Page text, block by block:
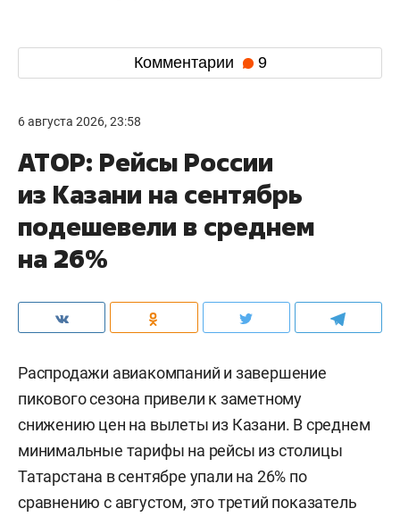
Комментарии 9
6 августа 2026, 23:58
АТОР: Рейсы России
из Казани на сентябрь
подешевели в среднем
на 26%
Распродажи авиакомпаний и завершение
пикового сезона привели к заметному
снижению цен на вылеты из Казани. В среднем
минимальные тарифы на рейсы из столицы
Татарстана в сентябре упали на 26% по
сравнению с августом, это третий показатель